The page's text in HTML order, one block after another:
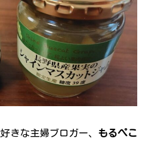
きな主婦ブロガー、 もるぺこ